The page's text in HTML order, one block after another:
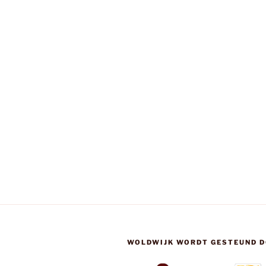
WOLDWIJK WORDT GESTEUND